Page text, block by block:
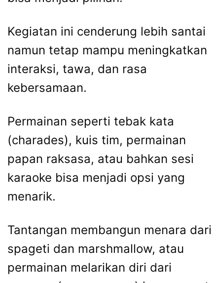
Kegiatan ini cenderung lebih santai
namun tetap mampu meningkatkan
interaksi, tawa, dan rasa
kebersamaan.
Permainan seperti tebak kata
(charades), kuis tim, permainan
papan raksasa, atau bahkan sesi
karaoke bisa menjadi opsi yang
menarik.
Tantangan membangun menara dari
spageti dan marshmallow, atau
permainan melarikan diri dari